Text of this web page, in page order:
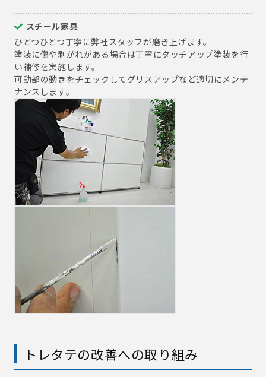
スチール家具
ひとつひとつ丁寧に弊社スタッフが磨き上げます。
塗装に傷や剥がれがある場合は丁寧にタッチアップ塗装を行
い補修を実施します。
可動部の動きをチェックしてグリスアップなど適切にメンテ
ナンスします。
トレタテの改善への取り組み